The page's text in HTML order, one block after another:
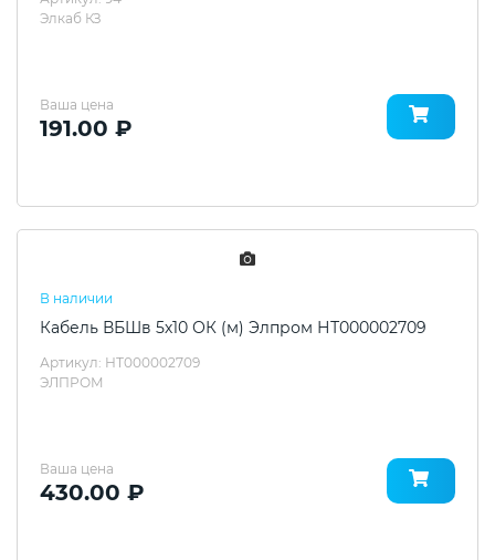
Элкаб КЗ
Ваша цена
191.00 ₽
В наличии
Кабель ВБШв 5х10 ОК (м) Элпром НТ000002709
Артикул: НТ000002709
ЭЛПРОМ
Ваша цена
430.00 ₽